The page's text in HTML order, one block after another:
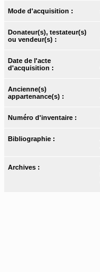
Mode d'acquisition :
Donateur(s), testateur(s)
ou vendeur(s) :
Date de l'acte
d'acquisition :
Ancienne(s)
appartenance(s) :
Numéro d'inventaire :
Bibliographie :
Archives :